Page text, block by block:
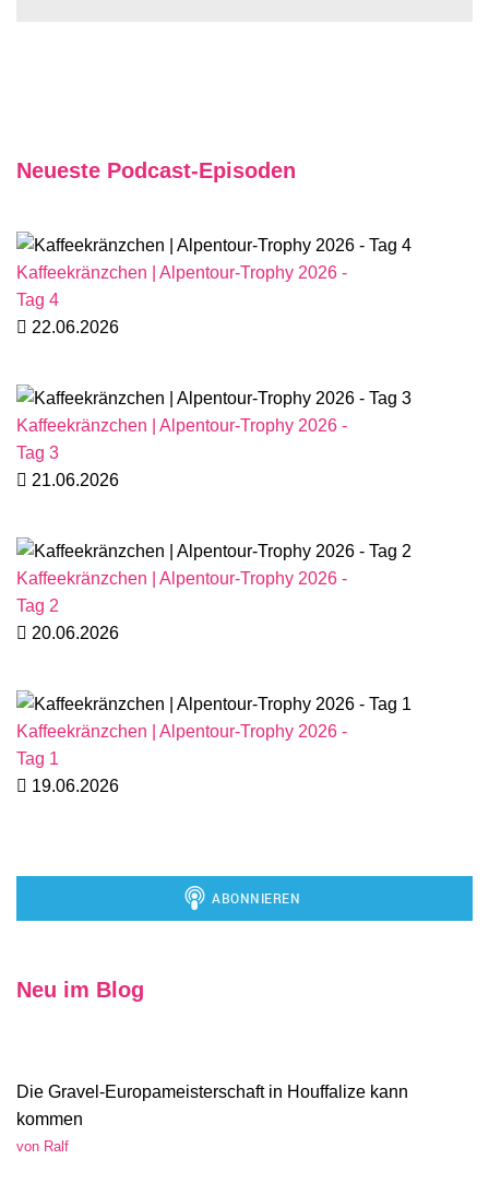
Neueste Podcast-Episoden
Kaffeekränzchen | Alpentour-Trophy 2026 -
Tag 4
22.06.2026
Kaffeekränzchen | Alpentour-Trophy 2026 -
Tag 3
21.06.2026
Kaffeekränzchen | Alpentour-Trophy 2026 -
Tag 2
20.06.2026
Kaffeekränzchen | Alpentour-Trophy 2026 -
Tag 1
19.06.2026
Neu im Blog
Die Gravel-Europameisterschaft in Houffalize kann
kommen
von Ralf